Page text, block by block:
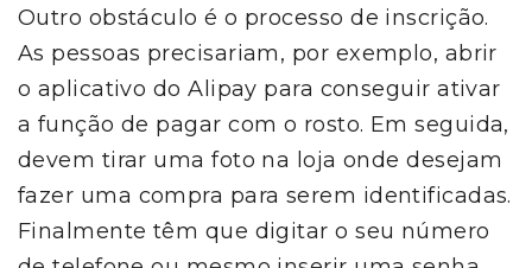
Outro obstáculo é o processo de inscrição.
As pessoas precisariam, por exemplo, abrir
o aplicativo do Alipay para conseguir ativar
a função de pagar com o rosto. Em seguida,
devem tirar uma foto na loja onde desejam
fazer uma compra para serem identificadas.
Finalmente têm que digitar o seu número